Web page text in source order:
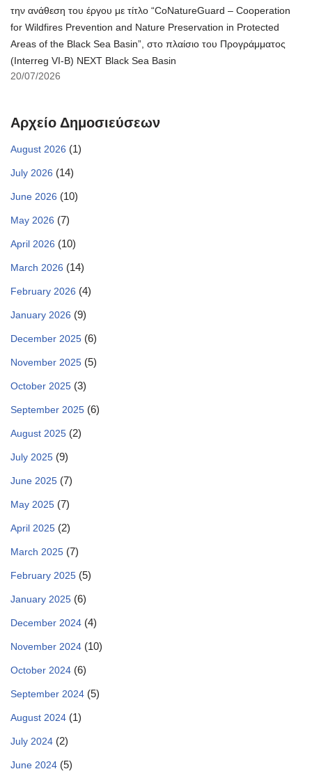
την ανάθεση του έργου με τίτλο “CoNatureGuard – Cooperation
for Wildfires Prevention and Nature Preservation in Protected
Areas of the Black Sea Basin”, στο πλαίσιο του Προγράμματος
(Interreg VI-B) NEXT Black Sea Basin
20/07/2026
Αρχείο Δημοσιεύσεων
August 2026 (1)
July 2026 (14)
June 2026 (10)
May 2026 (7)
April 2026 (10)
March 2026 (14)
February 2026 (4)
January 2026 (9)
December 2025 (6)
November 2025 (5)
October 2025 (3)
September 2025 (6)
August 2025 (2)
July 2025 (9)
June 2025 (7)
May 2025 (7)
April 2025 (2)
March 2025 (7)
February 2025 (5)
January 2025 (6)
December 2024 (4)
November 2024 (10)
October 2024 (6)
September 2024 (5)
August 2024 (1)
July 2024 (2)
June 2024 (5)